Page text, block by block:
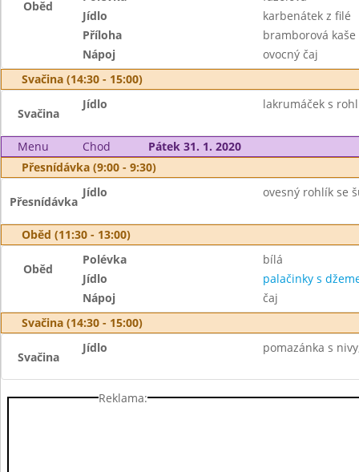
Oběd
Jídlo
karbenátek z filé
Příloha
bramborová kaše
Nápoj
ovocný čaj
Svačina (14:30 - 15:00)
Svačina
Jídlo lakrumáček s
Menu Chod
Pátek 31. 1. 2020
Přesnídávka (9:00 - 9:30)
Přesnídávka
Jídlo ovesný rohlík se
Oběd (11:30 - 13:00)
Oběd
Polévka
bílá
Jídlo
palačinky s
Nápoj
čaj
Svačina (14:30 - 15:00)
Svačina
Jídlo pomazánka s
Reklama: